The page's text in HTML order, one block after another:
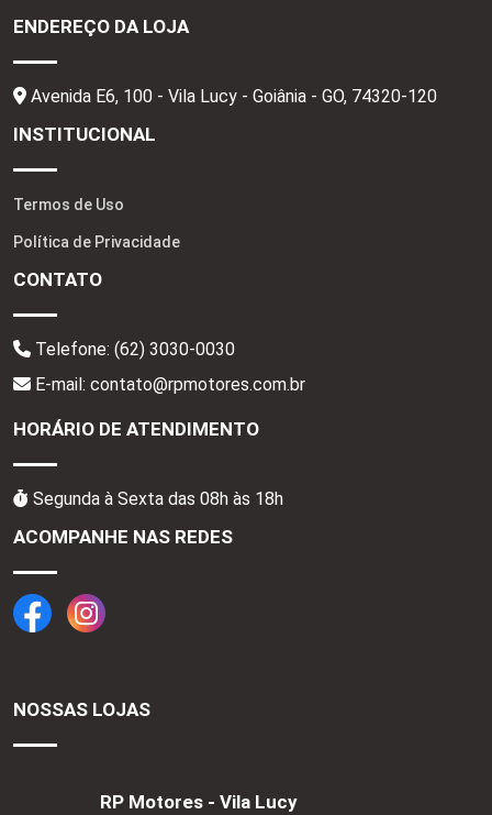
ENDEREÇO DA LOJA
Avenida E6, 100 - Vila Lucy - Goiânia - GO, 74320-120
INSTITUCIONAL
Termos de Uso
Política de Privacidade
CONTATO
Telefone: (62) 3030-0030
E-mail: contato@rpmotores.com.br
HORÁRIO DE ATENDIMENTO
Segunda à Sexta das 08h às 18h
ACOMPANHE NAS REDES
NOSSAS LOJAS
RP Motores - Vila Lucy